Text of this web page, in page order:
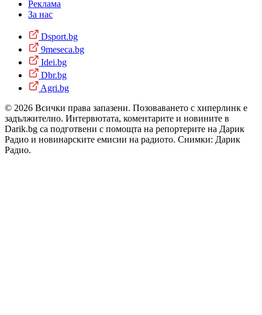
Реклама
За нас
Dsport.bg
9meseca.bg
Idei.bg
Dbr.bg
Agri.bg
© 2026 Всички права запазени. Позоваването с хиперлинк е
задължително. Интервютата, коментарите и новините в
Darik.bg са подготвени с помощта на репортерите на Дарик
Радио и новинарските емисии на радиото. Снимки: Дарик
Радио.